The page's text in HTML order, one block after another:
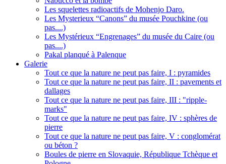
Les squelettes radioactifs de Mohenjo Daro.
Les Mysterieux “Canons” du musée Pouchkine (ou
pas....)
Les Mystérieux “Engrenages” du musée du Caire (ou
pas....)
Pakal planqué à Palenque
Galerie
Tout ce que la nature ne peut pas faire, I : pyramides
Tout ce que la nature ne peut pas faire, II : pavements et
dallages
Tout ce que la nature ne peut pas faire, III : "ripple-
marks"
Tout ce que la nature ne peut pas faire, IV : sphères de
pierre
Tout ce que la nature ne peut pas faire, V : conglomérat
ou béton ?
Boules de pierre en Slovaquie, République Tchèque et